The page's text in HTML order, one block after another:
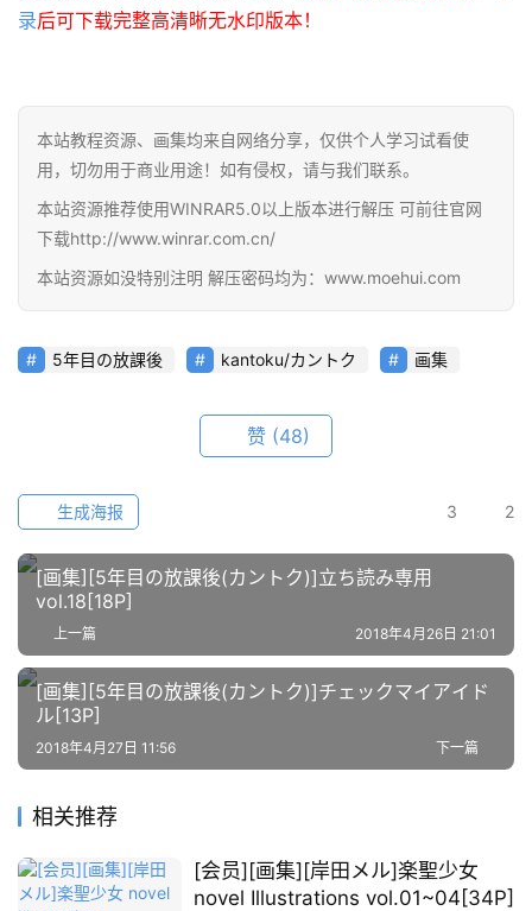
首
线
教
员
资
源
开
素
材
图
例
素
材
录后可下载完整高清晰无水印版本！
本站教程资源、画集均来自网络分享，仅供个人学习试看使
用，切勿用于商业用途！如有侵权，请与我们联系。
本站资源推荐使用WINRAR5.0以上版本进行解压 可前往官网
下载http://www.winrar.com.cn/
本站资源如没特别注明 解压密码均为：www.moehui.com
5年目の放課後 kantoku/カントク 画集
赞 (48)
3 2
生成海报
[画集][5年目の放課後(カントク)]立ち読み専用
vol.18[18P]
上一篇 2018年4月26日 21:01
[画集][5年目の放課後(カントク)]チェックマイアイド
ル[13P]
下一篇
2018年4月27日 11:56
相关推荐
[会员][画集][岸田メル]楽聖少女
novel Illustrations vol.01~04[34P]